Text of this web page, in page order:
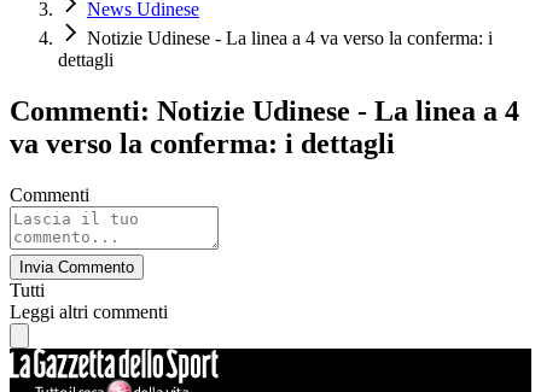
News Udinese
Notizie Udinese - La linea a 4 va verso la conferma: i
dettagli
Commenti: Notizie Udinese - La linea a 4
va verso la conferma: i dettagli
Commenti
Invia Commento
Tutti
Leggi altri commenti